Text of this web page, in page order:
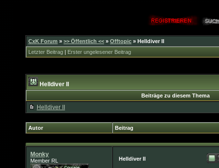
CxK Forum » >> Öffentlich << » Offtopic » Helldiver II
Letzter Beitrag | Erster ungelesener Beitrag
Helldiver II
Beiträge zu diesem Thema
Helldiver II
Autor Beitrag
Monky
Member RL Helldiver II